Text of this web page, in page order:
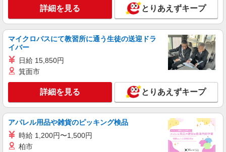
により時給を見直します。 ※アルバイト賞与（寸
志）：あり 年2回。勤続年数により金額UP。
イリーゼ川越 （埼玉県川越市今泉106-1）
キープ 詳細を見る
アルバイト
株式会社HITOWA フードサービスカンパニー
時給1,250円以上 ※経験によりスタート時給は
変動します。 ※AP評価制度：あり 年1回の評価
により時給を見直します。 ※アルバイト賞与（寸
志）：あり 年2回。勤続年数により金額UP。
イリーゼ川越はなれ （埼玉県川越市中台2丁目
1番24）
詳細を見る
詳細を見る とりあえずキープ
マイクロバスにて教習所に通う生徒の送迎ドラ
イバー
日給 15,850円
箕面市
詳細を見る とりあえずキープ
アパレル用品や雑貨のピッキング検品
時給 1,200円〜1,500円
柏市